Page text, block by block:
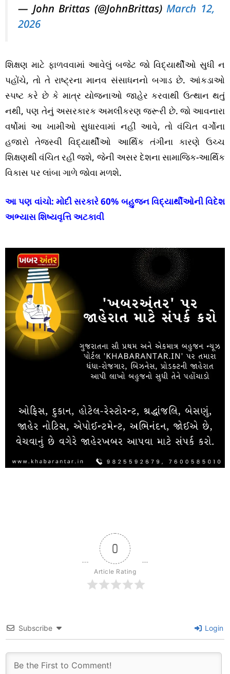
— John Brittas (@JohnBrittas) March 12,
2026
શિક્ષણ માટે ફાળવવામાં આવેલું બજેટ જો વિદ્યાર્થીઓ સુધી ન
પહોંચે, તો તે રાષ્ટ્રના માનવ સંસાધનનો બગાડ છે. આંકડાઓ
સ્પષ્ટ કરે છે કે માત્ર યોજનાઓ જાહેર કરવાથી ઉત્થાન થતું
નથી, પણ તેનું અસરકારક અમલીકરણ જરૂરી છે. જો આવનારા
વર્ષોમાં આ ખામીઓ સુધારવામાં નહીં આવે, તો વંચિત વર્ગોના
હજારો તેજસ્વી વિદ્યાર્થીઓ આર્થિક તંગીના કારણે ઉચ્ચ
શિક્ષણથી વંચિત રહી જશે, જેની અસર દેશના સામાજિક-આર્થિક
વિકાસ પર લાંબા ગાળે જોવા મળશે.
આ પણ વાંચો: મોદી સરકારે 60% બહુજન વિદ્યાર્થીઓની વિદેશ
અભ્યાસ શિષ્યવૃત્તિ અટકાવી
0
Article Rating
Subscribe Login